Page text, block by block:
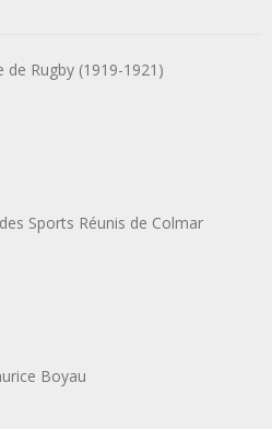
de Rugby (1919-1921)
Sports Réunis de Colmar
Boyau